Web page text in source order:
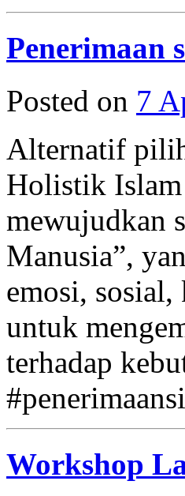
Penerimaan
Posted on 7
Alternatif
Holistik
mewujudkan
Manusia”,
emosi,
untuk
terhadap
Workshop